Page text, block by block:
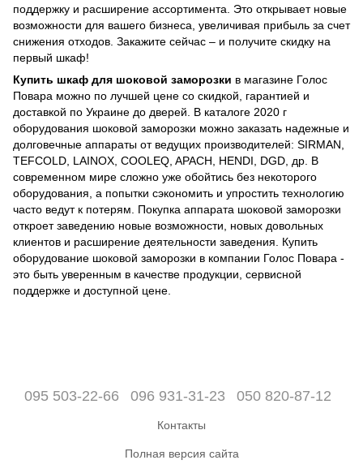
поддержку и расширение ассортимента. Это открывает новые
возможности для вашего бизнеса, увеличивая прибыль за счет
снижения отходов. Закажите сейчас – и получите скидку на
первый шкаф!
Купить шкаф для шоковой заморозки в магазине Голос
Повара можно по лучшей цене со скидкой, гарантией и
доставкой по Украине до дверей. В каталоге 2020 г
оборудования шоковой заморозки можно заказать надежные и
долговечные аппараты от ведущих производителей: SIRMAN,
TEFCOLD, LAINOX, COOLEQ, APACH, HENDI, DGD, др. В
современном мире сложно уже обойтись без некоторого
оборудования, а попытки сэкономить и упростить технологию
часто ведут к потерям. Покупка аппарата шоковой заморозки
откроет заведению новые возможности, новых довольных
клиентов и расширение деятельности заведения. Купить
оборудование шоковой заморозки в компании Голос Повара -
это быть уверенным в качестве продукции, сервисной
поддержке и доступной цене.
095 503-22-66 096 931-31-23 050 820-87-12
Контакты
Полная версия сайта